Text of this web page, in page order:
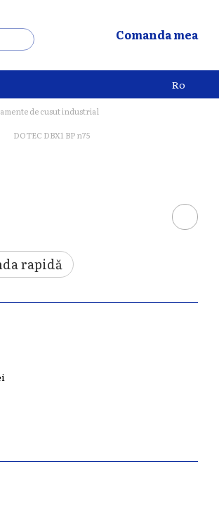
Comanda mea
Ro
de cusut industrial
DOTEC DBX1 BP n75
rapidă